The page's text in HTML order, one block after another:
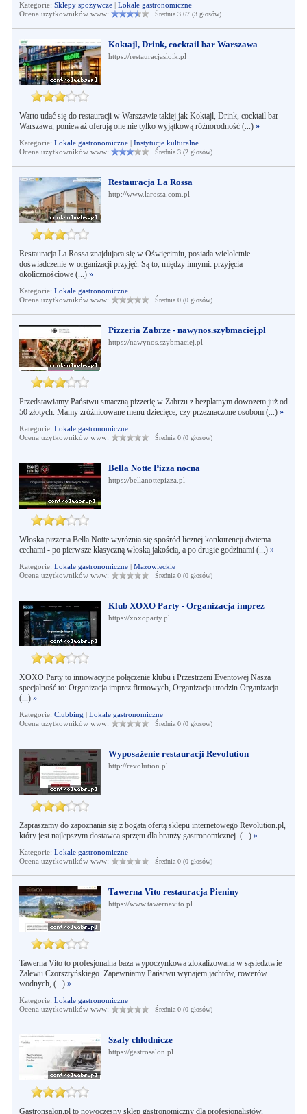
Kategorie: Sklepy spożywcze| Lokale gastronomiczne
Ocena użytkowników www:
Średnia 3.67 (3 głosów)
Koktajl, Drink, cocktail bar Warszawa
https://restauracjasloik.pl
Warto udać się do restauracji w Warszawie takiej jak Koktajl, Drink, cocktail bar
Warszawa, ponieważ oferują one nie tylko wyjątkową różnorodność (...) »
Kategorie: Lokale gastronomiczne| Instytucje kulturalne
Ocena użytkowników www:
Średnia 3 (2 głosów)
Restauracja La Rossa
http://www.larossa.com.pl
Restauracja La Rossa znajdująca się w Oświęcimiu, posiada wieloletnie
doświadczenie w organizacji przyjęć. Są to, między innymi: przyjęcia
okolicznościowe (...) »
Kategorie: Lokale gastronomiczne
Ocena użytkowników www:
Średnia 0 (0 głosów)
Pizzeria Zabrze - nawynos.szybmaciej.pl
https://nawynos.szybmaciej.pl
Przedstawiamy Państwu smaczną pizzerię w Zabrzu z bezpłatnym dowozem już od
50 złotych. Mamy zróżnicowane menu dziecięce, czy przeznaczone osobom (...) »
Kategorie: Lokale gastronomiczne
Ocena użytkowników www:
Średnia 0 (0 głosów)
Bella Notte Pizza nocna
https://bellanottepizza.pl
Włoska pizzeria Bella Notte wyróżnia się spośród licznej konkurencji dwiema
cechami - po pierwsze klasyczną włoską jakością, a po drugie godzinami (...) »
Kategorie: Lokale gastronomiczne| Mazowieckie
Ocena użytkowników www:
Średnia 0 (0 głosów)
Klub XOXO Party - Organizacja imprez
https://xoxoparty.pl
XOXO Party to innowacyjne połączenie klubu i Przestrzeni Eventowej Nasza
specjalność to: Organizacja imprez firmowych, Organizacja urodzin Organizacja
(...) »
Kategorie: Clubbing | Lokale gastronomiczne
Ocena użytkowników www:
Średnia 0 (0 głosów)
Wyposażenie restauracji Revolution
http://revolution.pl
Zapraszamy do zapoznania się z bogatą ofertą sklepu internetowego Revolution.pl,
który jest najlepszym dostawcą sprzętu dla branży gastronomicznej. (...) »
Kategorie: Lokale gastronomiczne
Ocena użytkowników www:
Średnia 0 (0 głosów)
Tawerna Vito restauracja Pieniny
https://www.tawernavito.pl
Tawerna Vito to profesjonalna baza wypoczynkowa zlokalizowana w sąsiedztwie
Zalewu Czorsztyńskiego. Zapewniamy Państwu wynajem jachtów, rowerów
wodnych, (...) »
Kategorie: Lokale gastronomiczne
Ocena użytkowników www:
Średnia 0 (0 głosów)
Szafy chłodnicze
https://gastrosalon.pl
Gastronsalon.pl to nowoczesny sklep gastronomiczny dla profesjonalistów.